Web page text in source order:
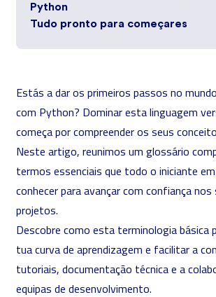
Python
Tudo pronto para começares
Estás a dar os primeiros passos no
com Python? Dominar esta linguagem
começa por compreender os seus
Neste artigo, reunimos um glossário
termos essenciais que todo o iniciante
conhecer para avançar com confiança
projetos.
Descobre como esta terminologia básica
tua curva de aprendizagem e facilitar a
tutoriais, documentação técnica e a
equipas de desenvolvimento.